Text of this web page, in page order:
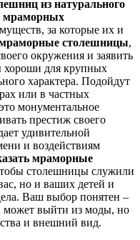
из натурального
мраморных
за которые их и
столешницы,
окружения и заявить
хороши для крупных
характера. Подойдут
или в частных
монументальное
престиж своего
удивительной
и воздействиям
мраморные
столешницы служили
но и ваших детей и
Ваш выбор понятен –
может выйти из моды, но
и внешний вид.